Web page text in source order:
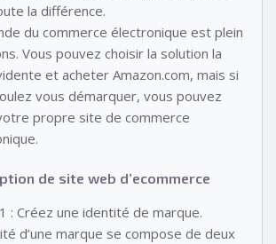
la différence.
du commerce électronique est plein
Vous pouvez choisir la solution la
et acheter Amazon.com, mais si
vous démarquer, vous pouvez
propre site de commerce
de site web d’ecommerce
: Créez une identité de marque.
d’une marque se compose de deux